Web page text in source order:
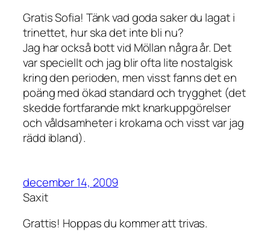
Gratis Sofia! Tänk vad goda saker du lagat i
trinettet, hur ska det inte bli nu?
Jag har också bott vid Möllan några år. Det
var speciellt och jag blir ofta lite nostalgisk
kring den perioden, men visst fanns det en
poäng med ökad standard och trygghet (det
skedde fortfarande mkt knarkuppgörelser
och våldsamheter i krokarna och visst var jag
rädd ibland).
december 14, 2009
Saxit
Grattis! Hoppas du kommer att trivas.